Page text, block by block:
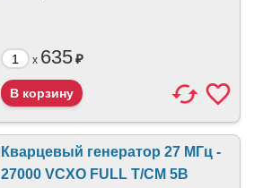
x 635₽
Кварцевый генератор 27 МГц -
27000 VCXO FULL T/CM 5В